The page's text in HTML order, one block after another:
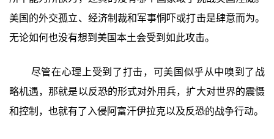
美国的外交孤立、经济制裁和军事恫吓或打击是肆意而为。
无论如何也没有想到美国本土会受到如此攻击。
尽管在心理上受到了打击，可美国似乎从中嗅到了战
略机遇，那就是以反恐的形式对外用兵，扩大对世界的震慑
和控制，也就有了入侵阿富汗伊拉克以及反恐的战争行动。